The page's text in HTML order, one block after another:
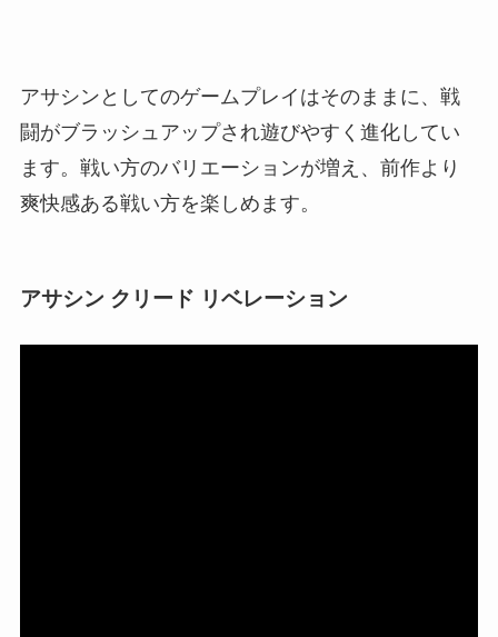
アサシンとしてのゲームプレイはそのままに、戦
闘がブラッシュアップされ遊びやすく進化してい
ます。戦い方のバリエーションが増え、前作より
爽快感ある戦い方を楽しめます。
アサシン クリード リベレーション